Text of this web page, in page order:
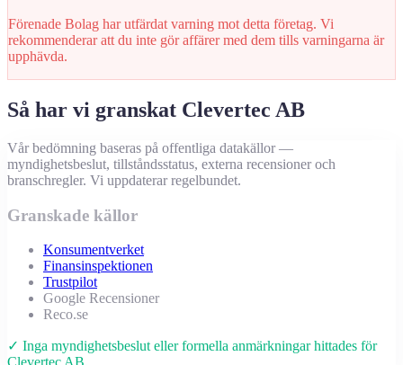
Förenade Bolag har utfärdat varning mot detta företag. Vi
rekommenderar att du inte gör affärer med dem tills varningarna är
upphävda.
Så har vi granskat Clevertec AB
Vår bedömning baseras på offentliga datakällor —
myndighetsbeslut, tillståndsstatus, externa recensioner och
branschregler. Vi uppdaterar regelbundet.
Granskade källor
Konsumentverket
Finansinspektionen
Trustpilot
Google Recensioner
Reco.se
✓ Inga myndighetsbeslut eller formella anmärkningar hittades för